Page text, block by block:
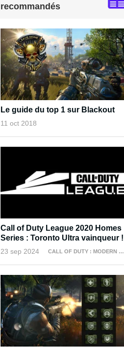
recommandés
Le guide du top 1 sur Blackout
11 oct 2018
Call of Duty League 2020 Homes
Series : Toronto Ultra vainqueur !
23 sep 2024 CALL OF DUTY : MODERN WARFARE